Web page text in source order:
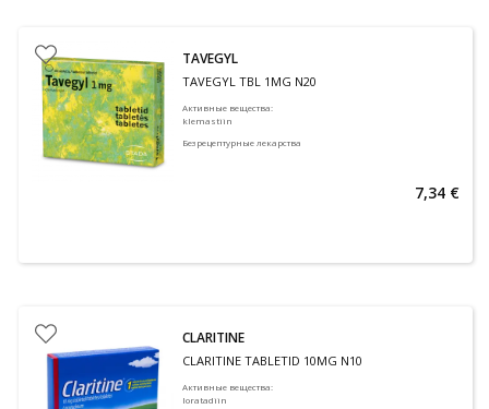
TAVEGYL
TAVEGYL TBL 1MG N20
Активные вещества:
klemastiin
Безрецептурные лекарства
7,34 €
CLARITINE
CLARITINE TABLETID 10MG N10
Активные вещества:
loratadiin